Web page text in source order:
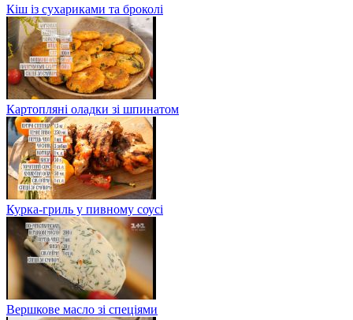
Кіш із сухариками та броколі
Картопляні оладки зі шпинатом
Курка-гриль у пивному соусі
Вершкове масло зі спеціями